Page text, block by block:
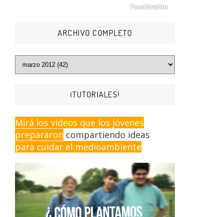
ARCHIVO COMPLETO
¡TUTORIALES!
Mirá los videos que los jóvenes
prepararon compartiendo ideas
para cuidar el medioambiente